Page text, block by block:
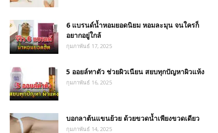
6 แบรนด์น้ำหอมยอดนิยม หอมละมุน จนใครก็
อยากอยู่ใกล้
กุมภาพันธ์ 17, 2025
5 ออยล์ทาตัว ช่วยผิวเนียน สยบทุกปัญหาผิวแห้ง
กุมภาพันธ์ 16, 2025
บอกลาต้นแขนย้วย ด้วยขวดน้ำเพียงขวดเดียว
กุมภาพันธ์ 14, 2025